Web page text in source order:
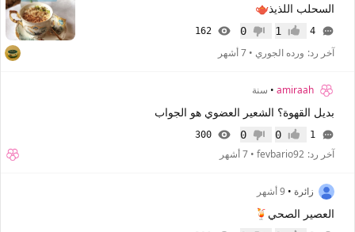
السحلب اللذيذ🫖
4 إعجاب1 عدم إعجاب
0
162
آخر رد: ورده الجوري • 7 أشهر
amiraah
• سنة
بديل القهوة؟ الشعير العضوي هو الجواب
1 إعجاب0 عدم إعجاب
0
300
آخر رد: fevbario92
• 7 أشهر
زائرة • 9 أشهر
العصير الصحي🍹